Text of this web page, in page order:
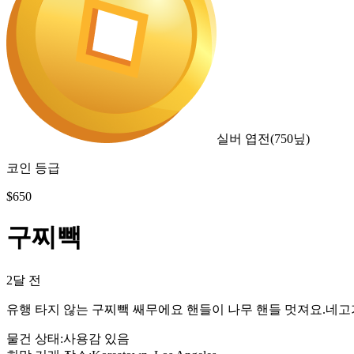
실버 엽전(750닢)
코인 등급
$650
구찌빽
2달 전
유행 타지 않는 구찌빽 쌔무에요 핸들이 나무 핸들 멋져요.네고
물건 상태 :사용감 있음